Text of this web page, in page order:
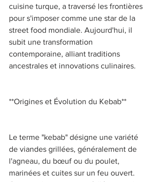
cuisine turque, a traversé les frontières
pour s'imposer comme une star de la
street food mondiale. Aujourd'hui, il
subit une transformation
contemporaine, alliant traditions
ancestrales et innovations culinaires.
**Origines et Évolution du Kebab**
Le terme "kebab" désigne une variété
de viandes grillées, généralement de
l'agneau, du bœuf ou du poulet,
marinées et cuites sur un feu ouvert.